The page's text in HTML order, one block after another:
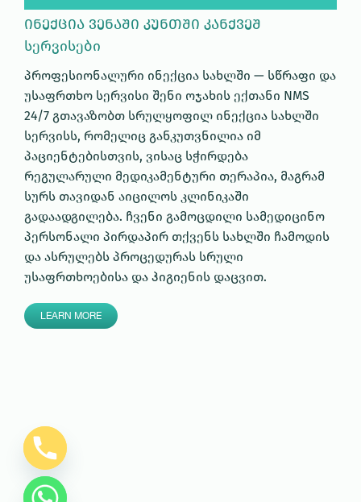
ᲘᲜᲔᲥᲪᲘᲐ ᲕᲔᲜᲐᲨᲘ ᲙᲣᲜᲗᲨᲘ ᲙᲐᲜᲥᲕᲔᲨ
სერვისები
პროფესიონალური ინექცია სახლში — სწრაფი და
უსაფრთხო სერვისი შენი ოჯახის ექთანი NMS
24/7 გთავაზობთ სრულყოფილ ინექცია სახლში
სერვისს, რომელიც განკუთვნილია იმ
პაციენტებისთვის, ვისაც სჭირდება
რეგულარული მედიკამენტური თერაპია, მაგრამ
სურს თავიდან აიცილოს კლინიკაში
გადაადგილება. ჩვენი გამოცდილი სამედიცინო
პერსონალი პირდაპირ თქვენს სახლში ჩამოდის
და ასრულებს პროცედურას სრული
უსაფრთხოებისა და ჰიგიენის დაცვით.
LEARN MORE